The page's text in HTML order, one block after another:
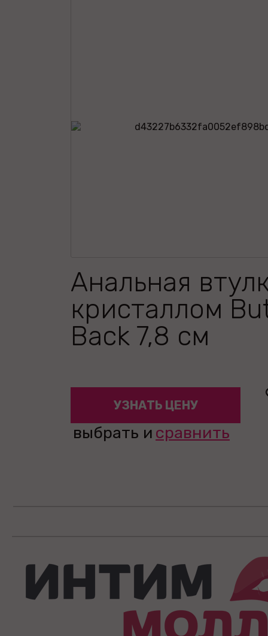
Анальная
кристаллом
Back 7,8 см
УЗНАТЬ ЦЕНУ
выбрать и сравнить